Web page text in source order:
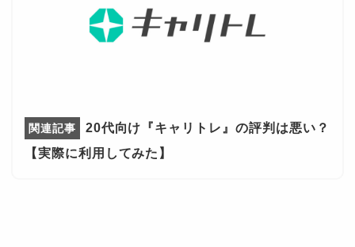
20代向け『キャリトレ』の評判は悪い？
【実際に利用してみた】